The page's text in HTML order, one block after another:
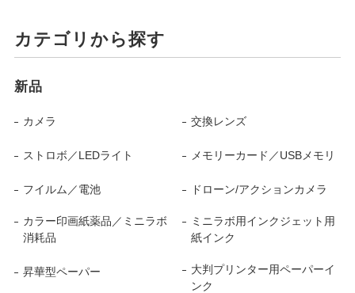
カテゴリから探す
新品
カメラ 交換レンズ
ストロボ／LEDライト メモリーカード／USBメモリ
フイルム／電池 ドローン/アクションカメラ
カラー印画紙薬品／ミニラボ
消耗品
ミニラボ用インクジェット用
紙インク
昇華型ペーパー
大判プリンター用ペーパーイ
ンク